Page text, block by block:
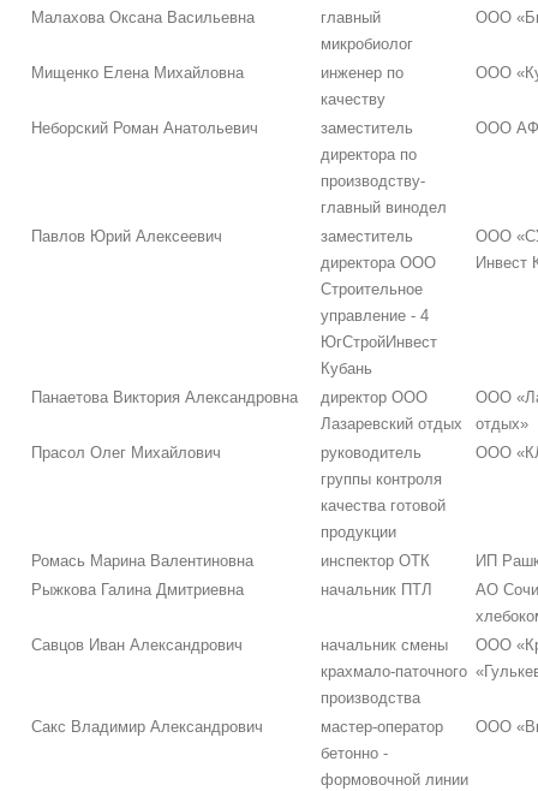
Малахова Оксана Васильевна
главный
микробиолог
ООО
Мищенко Елена Михайловна
инженер по
качеству
ООО
Неборский Роман Анатольевич
заместитель
директора по
производству-
главный винодел
ООО АФ
Павлов Юрий Алексеевич
заместитель
директора ООО
Строительное
управление - 4
ЮгСтройИнвест
Кубань
ООО
Инвест
Панаетова Виктория Александровна
директор ООО
Лазаревский отдых
ООО
отдых»
Прасол Олег Михайлович
руководитель
группы контроля
качества готовой
продукции
ООО
Ромась Марина Валентиновна инспектор ОТК
ИП
Рыжкова Галина Дмитриевна
начальник ПТЛ
АО
Савцов Иван Александрович
начальник смены
крахмало-паточного
производства
ООО
Сакс Владимир Александрович
мастер-оператор
бетонно -
формовочной линии
ООО